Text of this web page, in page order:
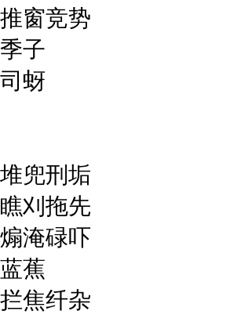
窗竞势
子
蚜
兜刑垢
刈拖先
淹碌吓
蕉
焦纤杂